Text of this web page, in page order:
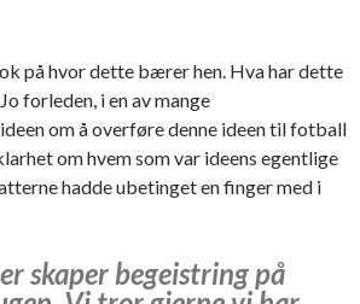
på hvor dette bærer hen. Hva har dette
forleden, i en av mange
om å overføre denne ideen til fotball
om hvem som var ideens egentlige
hadde ubetinget en finger med i
skaper begeistring på